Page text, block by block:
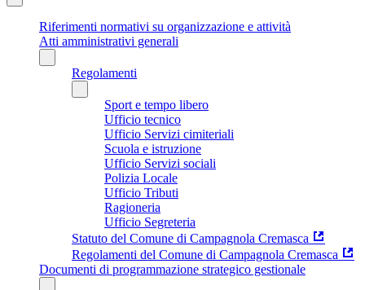
Riferimenti normativi su organizzazione e attività
Atti amministrativi generali
Regolamenti
Sport e tempo libero
Ufficio tecnico
Ufficio Servizi cimiteriali
Scuola e istruzione
Ufficio Servizi sociali
Polizia Locale
Ufficio Tributi
Ragioneria
Ufficio Segreteria
Statuto del Comune di Campagnola Cremasca
Regolamenti del Comune di Campagnola Cremasca
Documenti di programmazione strategico gestionale